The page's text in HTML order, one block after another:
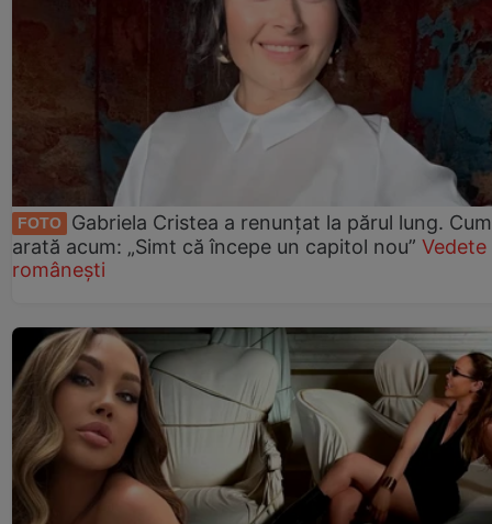
FOTO
Gabriela Cristea a renunțat la părul lung. Cum
arată acum: „Simt că începe un capitol nou” Vedete
românești